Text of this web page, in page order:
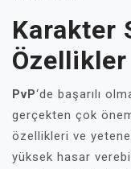
Karakter
Özellikler
PvP‘de başarılı
gerçekten çok
özellikleri ve
yüksek hasar